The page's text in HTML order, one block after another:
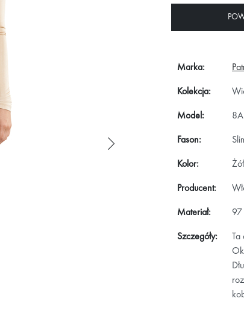
Marka:
Kolekcja:
Model:
Fason:
Kolor:
Producent:
Materiał:
97
Szczegóły:
Ta